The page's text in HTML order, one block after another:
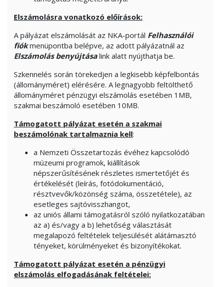
Elszámolásra vonatkozó előírások:
A pályázat elszámolását az NKA-portál Felhasználói
fiókmenüpontba belépve, az adott pályázatnál az
Elszámolás benyújtásalink alatt nyújthatja be.
Szkennelés során törekedjen a legkisebb képfelbontás
(állományméret) elérésére. A legnagyobb feltölthető
állományméret pénzügyi elszámolás esetében 1MB,
szakmai beszámoló esetében 10MB.
Támogatott pályázat esetén a szakmai
beszámolónak tartalmaznia kell:
a Nemzeti Összetartozás évéhez kapcsolódó
múzeumi programok, kiállítások
népszerűsítésének részletes ismertetőjét és
értékelését (leírás, fotódokumentáció,
résztvevők/közönség száma, összetétele), az
esetleges sajtóvisszhangot,
az uniós állami támogatásról szóló nyilatkozatában
az a) és/vagy a b) lehetőség választását
megalapozó feltételek teljesülését alátámasztó
tényeket, körülményeket és bizonyítékokat.
Támogatott pályázat esetén a pénzügyi
elszámolás elfogadásának feltételei: